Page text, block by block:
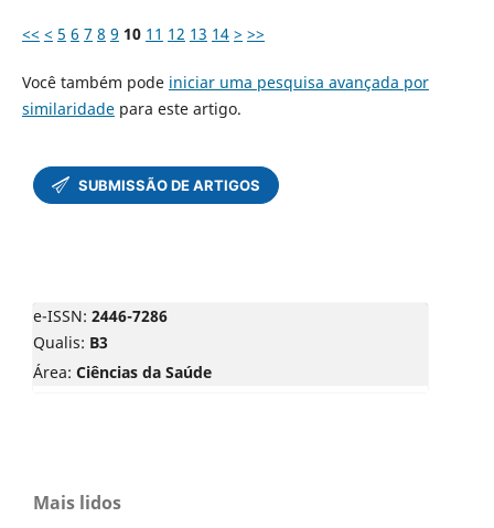
<< < 5 6 7 8 9 10 11 12 13 14 > >>
Você também pode iniciar uma pesquisa avançada por
similaridadepara este artigo.
e-ISSN: 2446-7286
Qualis: B3
Área: Ciências da Saúde
Mais lidos